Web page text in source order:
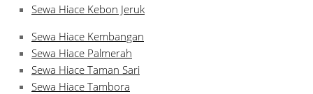
Sewa Hiace Kebon Jeruk
Sewa Hiace Kembangan
Sewa Hiace Palmerah
Sewa Hiace Taman Sari
Sewa Hiace Tambora